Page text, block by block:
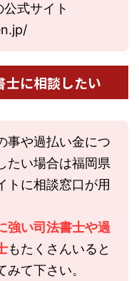
公式サイト
士に相談したい
事や過払い金につ
たい場合は福岡県
トに相談窓口が用
強い司法書士や過
もたくさんいると
て下さい。